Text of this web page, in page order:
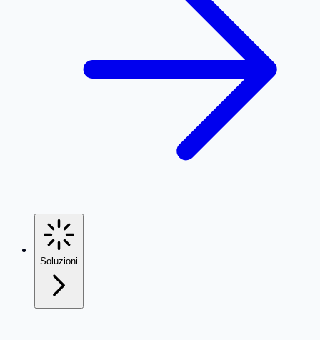
Soluzioni